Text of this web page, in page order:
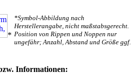
*
*Symbol-Abbildung nach
Herstellerangabe, nicht maßstabsgerecht.
Position von Rippen und Noppen nur
ungefähr; Anzahl, Abstand und Größe ggf.
Informationen: